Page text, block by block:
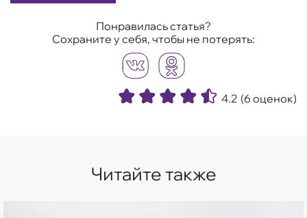
Понравилась статья?
Сохраните у себя, чтобы не потерять:
4.2 (6 оценок)
Читайте также